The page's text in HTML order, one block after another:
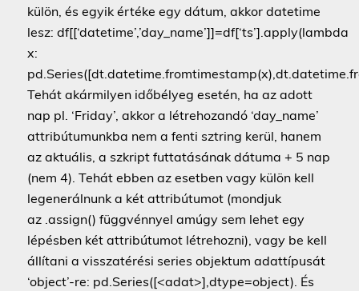
külön, és egyik értéke egy dátum, akkor datetime
lesz: df[[‘datetime’,’day_name’]]=df[‘ts’].apply(lambda
x:
Tehát akármilyen időbélyeg esetén, ha az adott
nap pl. ‘Friday’, akkor a létrehozandó ‘day_name’
attribútumunkba nem a fenti sztring kerül, hanem
az aktuális, a szkript futtatásának dátuma + 5 nap
(nem 4). Tehát ebben az esetben vagy külön kell
legenerálnunk a két attribútumot (mondjuk
az .assign() függvénnyel amúgy sem lehet egy
lépésben két attribútumot létrehozni), vagy be kell
állítani a visszatérési series objektum adattípusát
‘object’-re: pd.Series([<adat>],dtype=object). És